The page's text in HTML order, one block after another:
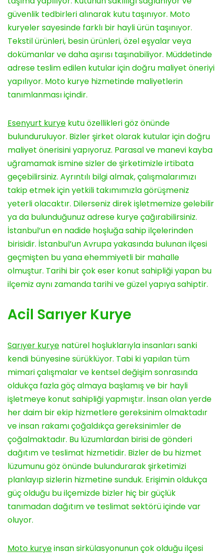
güvenlik tedbirleri alınarak kutu taşınıyor. Moto
kuryeler sayesinde farklı bir hayli ürün taşınıyor.
Tekstil ürünleri, besin ürünleri, özel eşyalar veya
dokümanlar ve daha aşırısı taşınabiliyor. Müddetinde
adrese teslim edilen kutular için doğru maliyet öneriyi
yapılıyor. Moto kurye hizmetinde maliyetlerin
tanımlanması içindir.
Esenyurt kurye kutu özellikleri göz önünde
bulunduruluyor. Bizler şirket olarak kutular için doğru
maliyet önerisini yapıyoruz. Parasal ve manevi kayba
uğramamak ismine sizler de şirketimizle irtibata
geçebilirsiniz. Ayrıntılı bilgi almak, çalışmalarımızı
takip etmek için yetkili takımımızla görüşmeniz
yeterli olacaktır. Dilerseniz direk işletmemize gelebilir
ya da bulunduğunuz adrese kurye çağırabilirsiniz.
İstanbul’un en nadide hoşluğa sahip ilçelerinden
birisidir. İstanbul’un Avrupa yakasında bulunan ilçesi
geçmişten bu yana ehemmiyetli bir mahalle
olmuştur. Tarihi bir çok eser konut sahipliği yapan bu
ilçemiz aynı zamanda tarihi ve güzel yapıya sahiptir.
Acil Sarıyer Kurye
Sarıyer kurye natürel hoşluklarıyla insanları sanki
kendi bünyesine sürüklüyor. Tabi ki yapılan tüm
mimari çalışmalar ve kentsel değişim sonrasında
oldukça fazla göç almaya başlamış ve bir hayli
işletmeye konut sahipliği yapmıştır. İnsan olan yerde
her daim bir ekip hizmetlere gereksinim olmaktadır
ve insan rakamı çoğaldıkça gereksinimler de
çoğalmaktadır. Bu lüzumlardan birisi de gönderi
dağıtım ve teslimat hizmetidir. Bizler de bu hizmet
lüzumunu göz önünde bulundurarak şirketimizi
planlayıp sizlerin hizmetine sunduk. Erişimin oldukça
güç olduğu bu ilçemizde bizler hiç bir güçlük
tanımadan dağıtım ve teslimat sektörü içinde var
oluyor.
Moto kuryeinsan sirkülasyonunun çok olduğu ilçesi